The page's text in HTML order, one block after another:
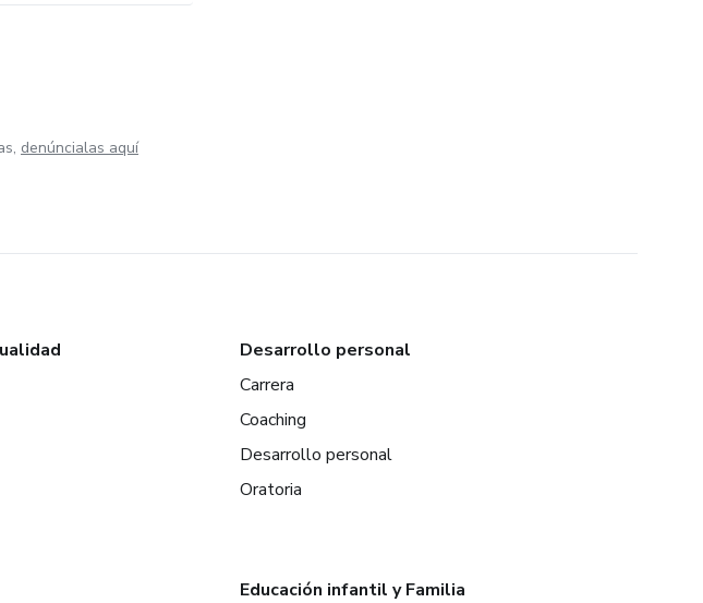
denúncialas aquí
Desarrollo personal
Carrera
Coaching
Desarrollo personal
Oratoria
Educación infantil y Familia